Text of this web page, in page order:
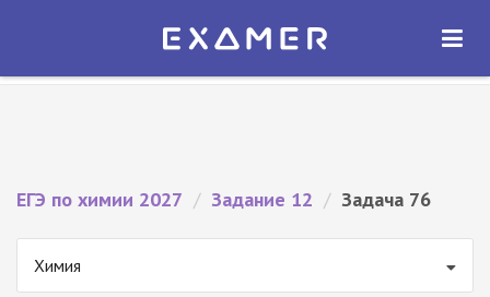
Экзамер — ЕГЭ 2027
ОТКРЫТЬ
ЕГЭ по химии 2027 / Задание 12 / Задача 76
Химия